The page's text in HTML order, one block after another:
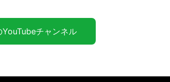
YouTubeチャンネル